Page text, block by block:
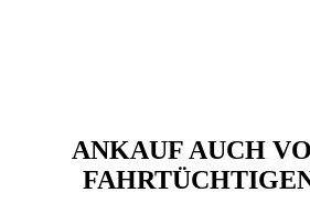
ANKAUF AUCH